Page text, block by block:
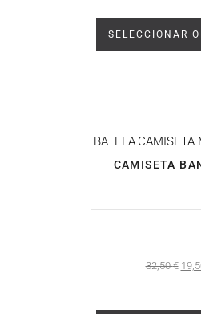
SELECCIONAR
BATELA CAMISETA
CAMISETA
32,50€